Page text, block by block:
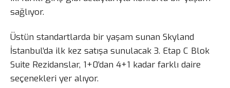
sağlıyor.
Üstün standartlarda bir yaşam sunan Skyland
İstanbul’da ilk kez satışa sunulacak 3. Etap C Blok
Suite Rezidanslar, 1+0’dan 4+1 kadar farklı daire
seçenekleri yer alıyor.